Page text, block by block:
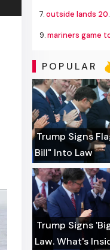
7.outside lands 2026
9.mariners game
POPULAR
Trump Signs
Bill" Into Law
Trump Signs
Law. What's